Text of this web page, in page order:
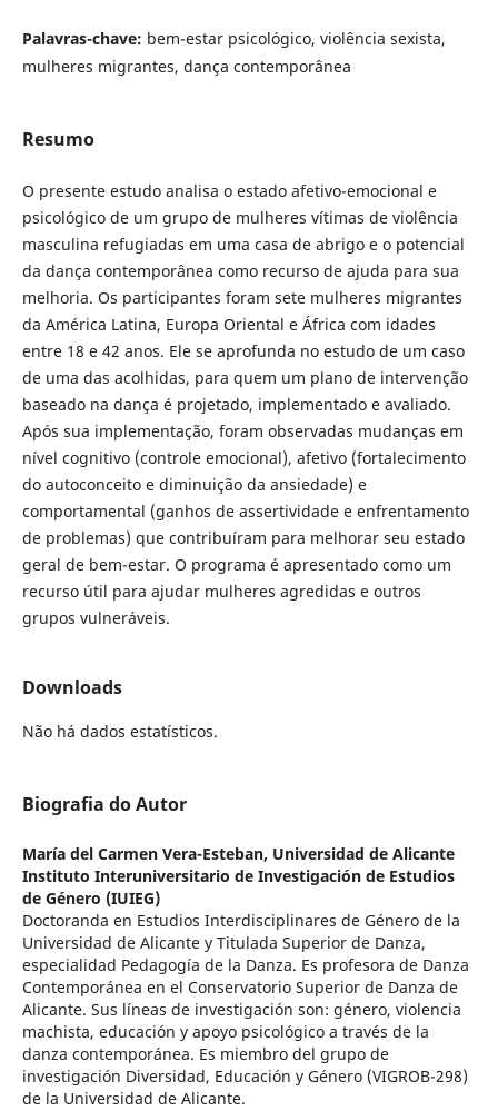
Palavras-chave: bem-estar psicológico, violência sexista,
mulheres migrantes, dança contemporânea
Resumo
O presente estudo analisa o estado afetivo-emocional e
psicológico de um grupo de mulheres vítimas de violência
masculina refugiadas em uma casa de abrigo e o potencial
da dança contemporânea como recurso de ajuda para sua
melhoria. Os participantes foram sete mulheres migrantes
da América Latina, Europa Oriental e África com idades
entre 18 e 42 anos. Ele se aprofunda no estudo de um caso
de uma das acolhidas, para quem um plano de intervenção
baseado na dança é projetado, implementado e avaliado.
Após sua implementação, foram observadas mudanças em
nível cognitivo (controle emocional), afetivo (fortalecimento
do autoconceito e diminuição da ansiedade) e
comportamental (ganhos de assertividade e enfrentamento
de problemas) que contribuíram para melhorar seu estado
geral de bem-estar. O programa é apresentado como um
recurso útil para ajudar mulheres agredidas e outros
grupos vulneráveis.
Downloads
Não há dados estatísticos.
Biografia do Autor
María del Carmen Vera-Esteban, Universidad de Alicante
Instituto Interuniversitario de Investigación de Estudios
de Género (IUIEG)
Doctoranda en Estudios Interdisciplinares de Género de la
Universidad de Alicante y Titulada Superior de Danza,
especialidad Pedagogía de la Danza. Es profesora de Danza
Contemporánea en el Conservatorio Superior de Danza de
Alicante. Sus líneas de investigación son: género, violencia
machista, educación y apoyo psicológico a través de la
danza contemporánea. Es miembro del grupo de
investigación Diversidad, Educación y Género (VIGROB-298)
de la Universidad de Alicante.